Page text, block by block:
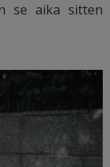
se aika sitten